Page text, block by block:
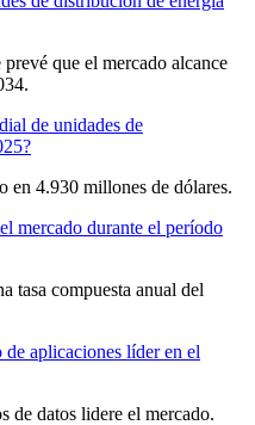
que el mercado alcance
de unidades de
en 4.930 millones de dólares.
mercado durante el período
tasa compuesta anual del
de aplicaciones líder en el
de datos lidere el mercado.